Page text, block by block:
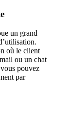
un grand
où le client
ou un chat
pouvez
par